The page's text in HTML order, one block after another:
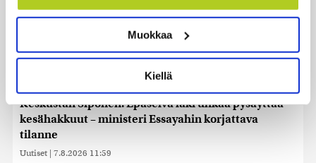
ominaispiirteitä aktiivisesti (sormenjäljen
Lue lisää siitä, miten henkilötietojasi käsitellään ja miten
suostumustasi tai peruuttaa sen milloin vain
evästeilmoituksessa.
Käytämme evästeitä tarjoamamme sisällön ja mainosten
räätälöimiseen, sosiaalisen median ominaisuuksien
tukemiseen ja kävijämäärämme analysoimiseen. Lisäksi
Muokkaa
Kiellä
Rajavartiolaitos sulkee loputkin itärajan esteaidan
riistaportit afrikkalaisen sikaruton vuoksi
Keskustan Siponen: Epäselvä laki uhkaa pysäyttää
kesähakkuut – ministeri Essayahin korjattava
tilanne
Uutiset | 7.8.2026 11:59